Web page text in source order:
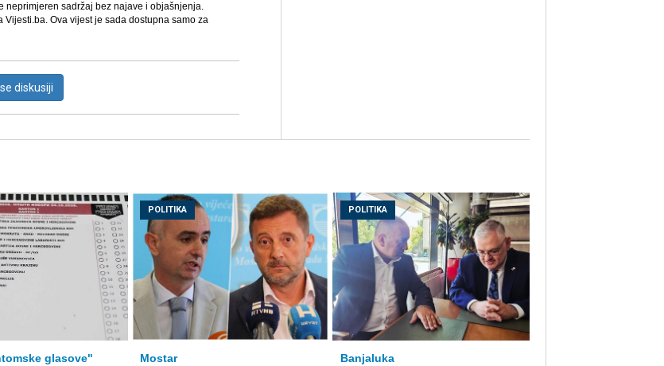
neprimjeren sadržaj bez najave i objašnjenja.
Ova vijest je sada dostupna samo za
diskusiji
glasove"
POLITIKA
Mostar
POLITIKA
Banjaluka